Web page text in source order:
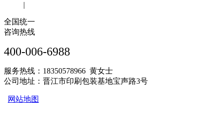
|
全国统一
咨询热线
400-006-6988
服务热线：18350578966 黄女士
公司地址：晋江市印刷包装基地宝声路3号
网站地图